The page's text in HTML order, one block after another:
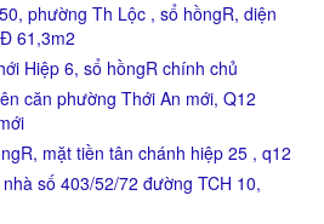
phường Th Lộc , sổ hồngR, diện
61,3m2
Hiệp 6, sổ hồngR chính chủ
căn phường Thới An mới, Q12
mặt tiền tân chánh hiệp 25 , q12
số 403/52/72 đường TCH 10,